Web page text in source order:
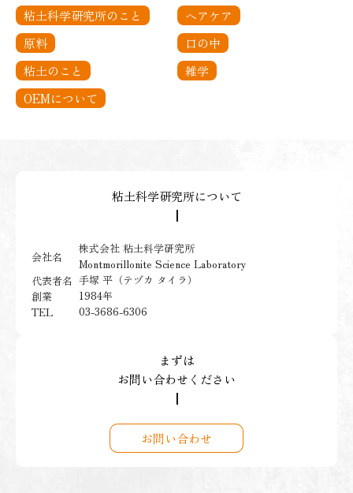
粘土科学研究所のこと
ヘアケア
原料
口の中
粘土のこと
雑学
OEMについて
粘土科学研究所について
┃
会社名
株式会社 粘土科学研究所
Montmorillonite Science Laboratory
代表者名 手塚 平（テヅカ タイラ）
創業
1984年
TEL
03-3686-6306
まずは
お問い合わせください
┃
お問い合わせ